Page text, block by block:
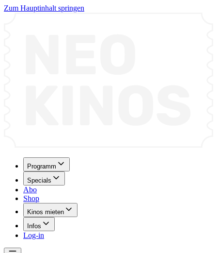
Zum Hauptinhalt springen
Programm
Specials
Abo
Shop
Kinos mieten
Infos
Log-in